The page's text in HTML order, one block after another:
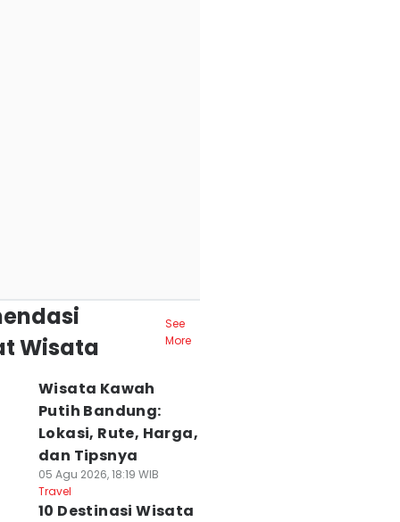
Wisata
See
More
Wisata Kawah
Putih Bandung:
Lokasi, Rute, Harga,
dan Tipsnya
05 Agu 2026, 18:19 WIB
Travel
10 Destinasi Wisata